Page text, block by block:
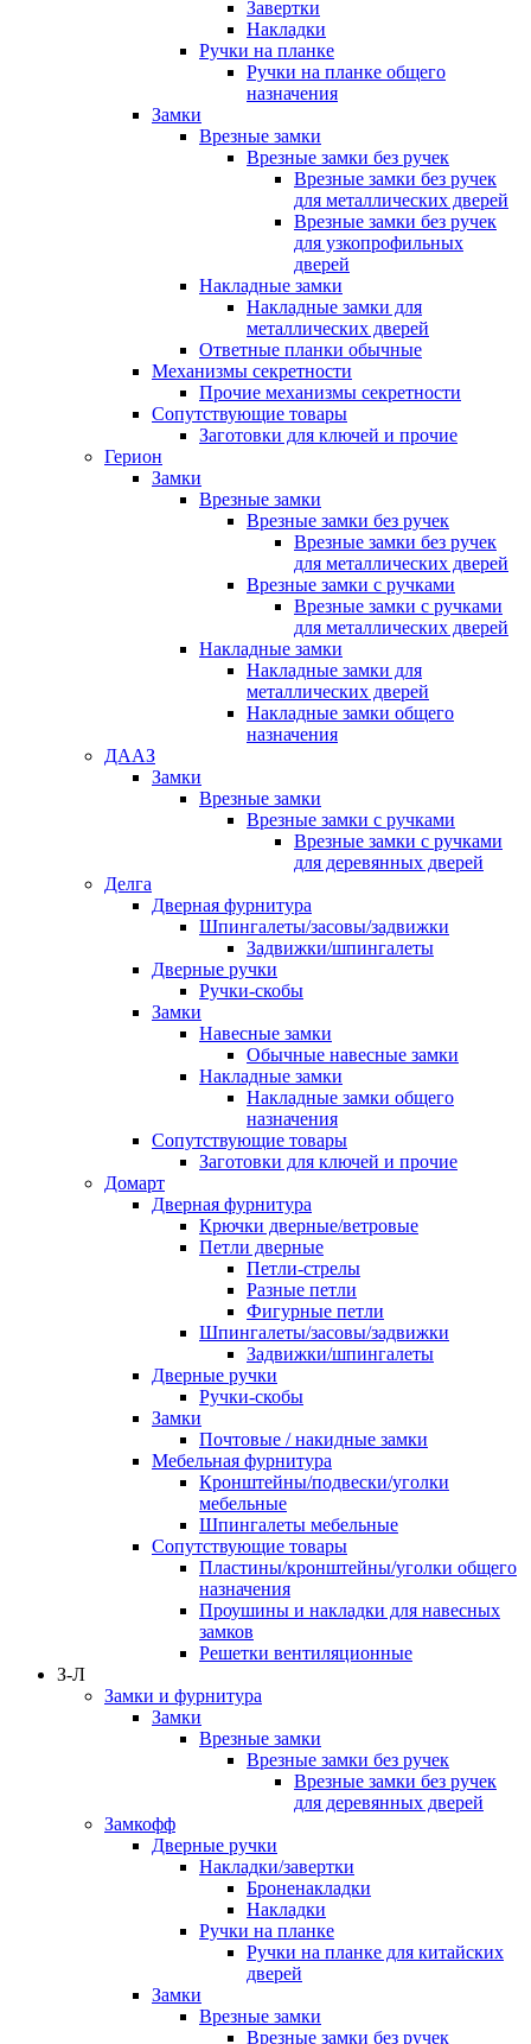
Завертки
Накладки
Ручки на планке
Ручки на планке общего
назначения
Замки
Врезные замки
Врезные замки без ручек
Врезные замки без ручек
для металлических дверей
Врезные замки без ручек
для узкопрофильных
дверей
Накладные замки
Накладные замки для
металлических дверей
Ответные планки обычные
Механизмы секретности
Прочие механизмы секретности
Сопутствующие товары
Заготовки для ключей и прочие
Герион
Замки
Врезные замки
Врезные замки без ручек
Врезные замки без ручек
для металлических дверей
Врезные замки с ручками
Врезные замки с ручками
для металлических дверей
Накладные замки
Накладные замки для
металлических дверей
Накладные замки общего
назначения
ДААЗ
Замки
Врезные замки
Врезные замки с ручками
Врезные замки с ручками
для деревянных дверей
Делга
Дверная фурнитура
Шпингалеты/засовы/задвижки
Задвижки/шпингалеты
Дверные ручки
Ручки-скобы
Замки
Навесные замки
Обычные навесные замки
Накладные замки
Накладные замки общего
назначения
Сопутствующие товары
Заготовки для ключей и прочие
Домарт
Дверная фурнитура
Крючки дверные/ветровые
Петли дверные
Петли-стрелы
Разные петли
Фигурные петли
Шпингалеты/засовы/задвижки
Задвижки/шпингалеты
Дверные ручки
Ручки-скобы
Замки
Почтовые / накидные замки
Мебельная фурнитура
Кронштейны/подвески/уголки
мебельные
Шпингалеты мебельные
Сопутствующие товары
Пластины/кронштейны/уголки общего
назначения
Проушины и накладки для навесных
замков
Решетки вентиляционные
З-Л
Замки и фурнитура
Замки
Врезные замки
Врезные замки без ручек
Врезные замки без ручек
для деревянных дверей
Замкофф
Дверные ручки
Накладки/завертки
Броненакладки
Накладки
Ручки на планке
Ручки на планке для китайских
дверей
Замки
Врезные замки
Врезные замки без ручек